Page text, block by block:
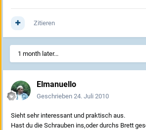
Zitieren
1 month later...
Elmanuello
Geschrieben 24. Juli 2010
Sieht sehr interessant und praktisch aus.
Hast du die Schrauben ins,oder durchs Brett